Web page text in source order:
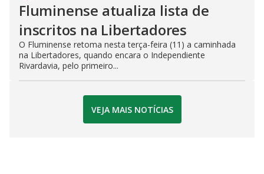
Fluminense atualiza lista de
inscritos na Libertadores
O Fluminense retoma nesta terça-feira (11) a caminhada
na Libertadores, quando encara o Independiente
Rivardavia, pelo primeiro...
VEJA MAIS NOTÍCIAS